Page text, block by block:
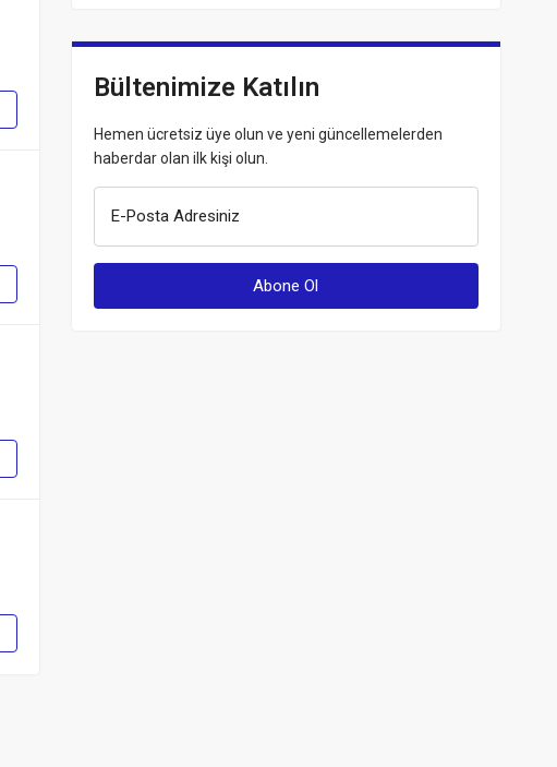
Bültenimize Katılın
Hemen ücretsiz üye olun ve yeni güncellemelerden
haberdar olan ilk kişi olun.
E-Posta Adresiniz